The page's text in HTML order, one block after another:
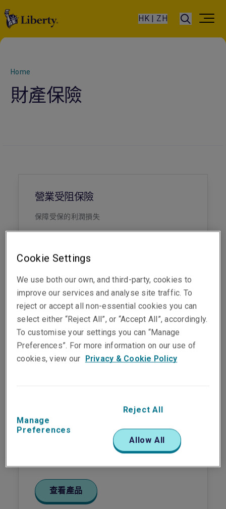
HK | ZH
Home
財產保險
營業受阻保險
保障受保的利潤損失
勞工保險
保護您的員工和業務面對意外帶來的風險
查看產品
Cookie Settings
We use both our own, and third-party, cookies to
improve our services and analyse site traffic. To
reject or accept all non-essential cookies you can
select either “Reject All”, or “Accept All”, accordingly.
To customise your settings you can “Manage
Preferences”. For more information on our use of
cookies, view our Privacy & Cookie Policy
Manage
Preferences
Reject All
Allow All